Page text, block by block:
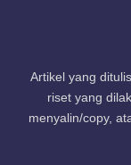
Artikel yang
riset yang
menyalin/copy,